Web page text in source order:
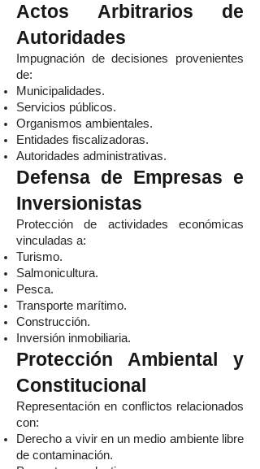
Actos Arbitrarios de
Autoridades
Impugnación de decisiones provenientes
de:
Municipalidades.
Servicios públicos.
Organismos ambientales.
Entidades fiscalizadoras.
Autoridades administrativas.
Defensa de Empresas e
Inversionistas
Protección de actividades económicas
vinculadas a:
Turismo.
Salmonicultura.
Pesca.
Transporte marítimo.
Construcción.
Inversión inmobiliaria.
Protección Ambiental y
Constitucional
Representación en conflictos relacionados
con:
Derecho a vivir en un medio ambiente libre
de contaminación.